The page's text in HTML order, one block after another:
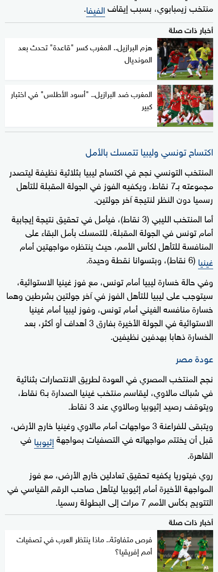
منتخب زيمبابوي، بسبب إيقافالفيفا.
أخبار ذات صلة
هزم البرازيل.. المغرب كسر "قاعدة" تحدث بعد
المونديال
المغرب ضد البرازيل.. "أسود الأطلس" في اختبار
كبير
اكتساح تونسي وليبيا تتمسك بالأمل
المنتخب التونسي نجح في اكتساح ليبيا بثلاثية نظيفة ليتصدر
مجموعته بـ7 نقاط، ويكفيه الفوز في الجولة المقبلة للتأهل
رسميا دون النظر لنتيجة آخر جولتين.
أما المنتخب الليبي (3 نقاط)، فيأمل في تحقيق نتيجة إيجابية
أمام تونس في الجولة المقبلة، للتمسك بأمل البقاء على
المنافسة للتأهل لكأس الأمم، حيث ينتظره مواجهتين أمام
غينيا (6 نقاط)، وبتسوانا نقطة وحيدة.
وفي حالة خسارة ليبيا أمام تونس، مع فوز غينيا الاستوائية،
سيتوجب على ليبيا للتأهل الفوز في آخر جولتين بشرطين وهما
خسارة منافسه الغيني أمام تونس، وفوز ليبيا أمام غينيا
الاستوائية في الجولة الأخيرة بفارق 3 أهداف أو أكثر، بعد
الخسارة ذهابا بهدفين نظيفين.
عودة مصر
نجح المنتخب المصري في العودة لطريق الانتصارات بثنائية
في شباك مالاوي، ليقاسم منتخب غينيا الصدارة بـ6 نقاط،
ويتوقف رصيد إثيوبيا ومالاوي عند 3 نقاط.
ويتبقى للفراعنة 3 مواجهات أمام مالاوي وغينيا خارج الأرض،
قبل أن يختتم مواجهاته في التصفيات بمواجهةإثيوبيا في
القاهرة.
روي فيتوريا يكفيه تحقيق تعادلين خارج الأرض، مع فوز
المواجهة الأخيرة أمام إثيوبيا ليتأهل صاحب الرقم القياسي في
التتويج بكأس الأمم 7 مرات إلى البطولة رسميا.
أخبار ذات صلة
فرص متفاوتة.. ماذا ينتظر العرب في تصفيات
أمم إفريقيا؟